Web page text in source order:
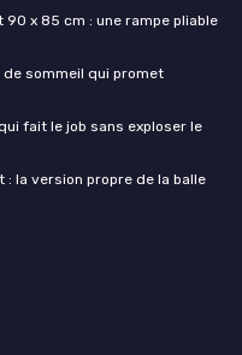
90 x 85 cm : une rampe pliable
sommeil qui promet
fait le job sans exploser le
: la version propre de la balle